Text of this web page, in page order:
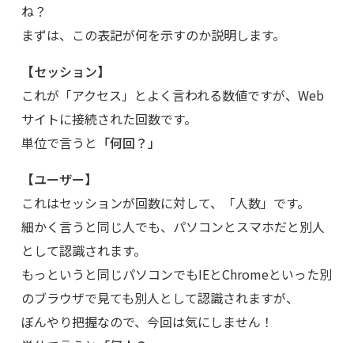
ね？
まずは、この表記が何を示すのか説明します。
【セッション】
これが「アクセス」とよく言われる数値ですが、Web
サイトに接続された回数です。
単位で言うと 「何回？」
【ユーザー】
これはセッションが回数に対して、「人数」です。
細かく言うと同じ人でも、パソコンとスマホだと別人
として認識されます。
もっというと同じパソコンでもIEとChromeといった別
のブラウザで見ても別人として認識されますが、
ぼんやり把握なので、今回は気にしません！